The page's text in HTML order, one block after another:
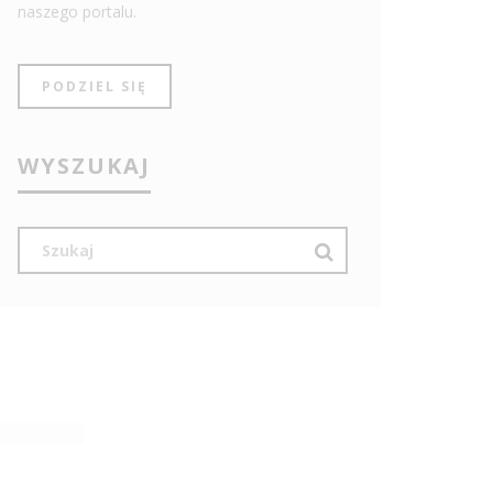
naszego portalu.
PODZIEL SIĘ
WYSZUKAJ